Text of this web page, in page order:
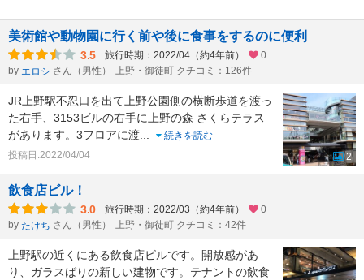
美術館や動物園に行く前や後に食事をするのに便利
3.5 旅行時期：2022/04（約4年前）
0
by エロシ さん（男性） 上野・御徒町 クチコミ：126件
JR上野駅不忍口を出て上野公園側の横断歩道を渡っ
た右手、3153ビルの右手に上野の森 さくらテラス
があります。3フロアに渡...
続きを読む
投稿日:2022/04/04
2
飲食店ビル！
3.0 旅行時期：2022/03（約4年前）
0
by たけち さん（男性） 上野・御徒町 クチコミ：42件
上野駅の近くにある飲食店ビルです。開放感があ
り、ガラスばりの新しい建物です。テナントの飲食